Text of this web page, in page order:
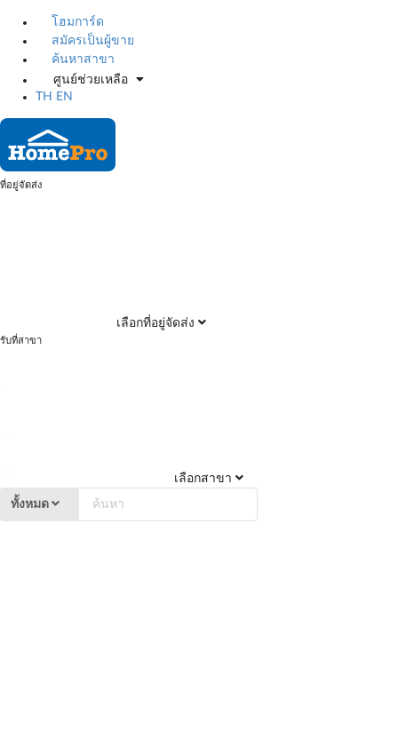
โฮมการ์ด
สมัครเป็นผู้ขาย
ค้นหาสาขา
ศูนย์ช่วยเหลือ
TH
EN
ที่อยู่จัดส่ง
เลือกที่อยู่จัดส่ง
รับที่สาขา
เลือกสาขา
ทั้งหมด